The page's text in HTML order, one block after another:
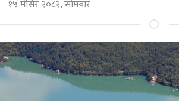
१५ मंसिर २०८२, सोमबार